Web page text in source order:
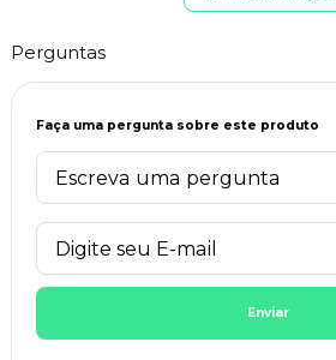
Perguntas
Faça uma pergunta sobre este produto
Enviar